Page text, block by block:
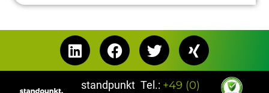
standpunkt Tel.: +49 (0)